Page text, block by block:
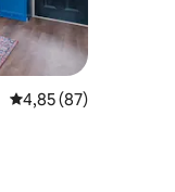
4,85 de uma
4,85 (87)